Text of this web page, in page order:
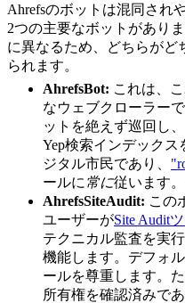
Ahrefsのボットは混同され
2つの主要なボットがあり
に異なるため、どちらがど
られます。
AhrefsBot: これは、
なウェブクローラー
ットを絶えず巡回し
Yep検索インデック
ジタル市民であり、
ールに 常に従います
AhrefsSiteAudit: この
ユーザーがSite Audit
テクニカル監査を実
機能します。デフォ
ールを尊重します。
所有権を確認済みで